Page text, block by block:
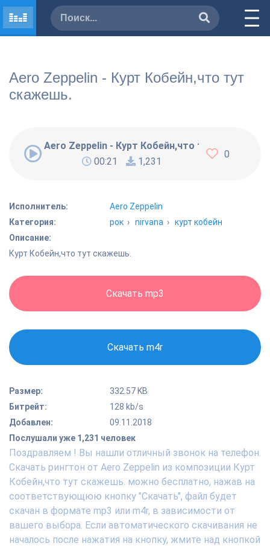
Aero Zeppelin - Курт Кобейн,что тут
скажешь.
Aero Zeppelin - Курт Кобейн,что тут скажешь.
00:21
1,231
0
Исполнитель:
Aero Zeppelin
Категория:
рок ›nirvana ›курт кобейн
Описание:
Курт Кобейн,что тут скажешь.
Скачать mp3
Скачать m4r
Размер:
332.57 KB
Битрейт:
128 kb/s
Добавлен:
09.11.2018
Послушали уже 1,231 человек
Поздравляем ! Вы нашли отличный звонок на телефон.
Скачать рингтон от Aero Zeppelin из композиции Курт
Кобейн,что тут скажешь. можно бесплатно, нажав на
соответствующюю кнопку "Скачать", файл будет
скачан в формате mp3 или m4r, в зависимости от
вашего выбора. Если автоматического скачивания не
началось после нажатия на кнопку, жмите над кнопкой